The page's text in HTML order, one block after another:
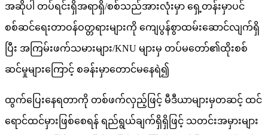
အဆိုပါ တပ်ရင်းရှိအရာရှိ/စစ်သည်အားလုံးမှာ ရှေ့တန်းမှာပင်
စစ်ဆင်ရေးတာဝန်ဝတ္တရားများကို ကျေပွန်စွာထမ်းဆောင်လျက်ရှိ
ပြီး အကြမ်းဖက်သမားများ/KNU များမှ တပ်မတော်၏ထိုးစစ်
ဆင်မှုများကြောင့် စခန်းမှာတောင်မနေရဲ၍
ထွက်ပြေးနေရတာကို တစ်ဖက်လှည့်ဖြင့် မီဒီယာများမှတဆင့် ထင်
ရောင်ထင်မှားဖြစ်စေရန် ရည်ရွယ်ချက်ရှိရှိဖြင့် သတင်းအမှားများ